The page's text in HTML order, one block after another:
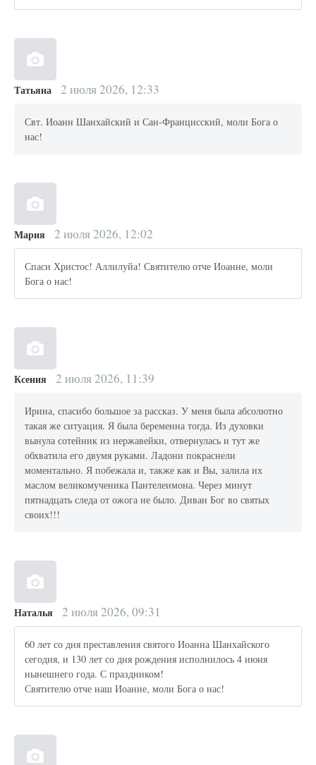
Татьяна 2 июля 2026, 12:33
Свт. Иоанн Шанхайский и Сан-Францисский, моли Бога о
нас!
Мария 2 июля 2026, 12:02
Спаси Христос! Аллилуйа! Святителю отче Иоанне, моли
Бога о нас!
Ксения 2 июля 2026, 11:39
Ирина, спасибо большое за рассказ. У меня была абсолютно
такая же ситуация. Я была беременна тогда. Из духовки
вынула сотейник из нержавейки, отвернулась и тут же
обхватила его двумя руками. Ладони покраснели
моментально. Я побежала и, также как и Вы, залила их
маслом великомученика Пантелеимона. Через минут
пятнадцать следа от ожога не было. Диван Бог во святых
своих!!!
Наталья 2 июля 2026, 09:31
60 лет со дня преставления святого Иоанна Шанхайского
сегодня, и 130 лет со дня рождения исполнилось 4 июня
нынешнего года. С праздником!
Святителю отче наш Иоанне, моли Бога о нас!